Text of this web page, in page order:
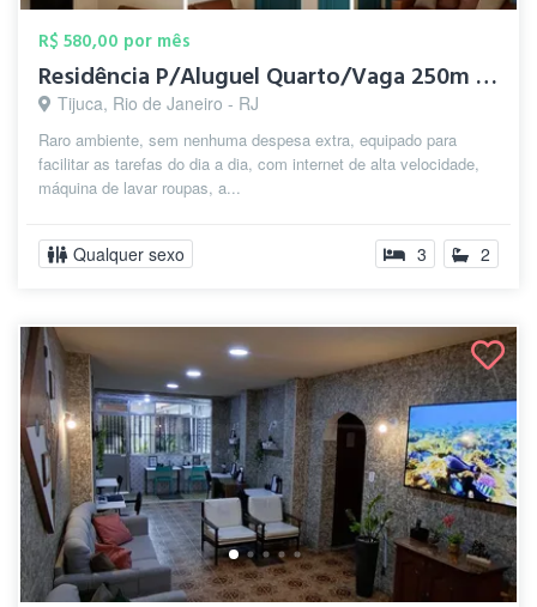
R$ 580,00 por mês
Residência P/Aluguel Quarto/Vaga 250m Me...
Tijuca, Rio de Janeiro - RJ
Raro ambiente, sem nenhuma despesa extra, equipado para
facilitar as tarefas do dia a dia, com internet de alta velocidade,
máquina de lavar roupas, a...
Qualquer sexo 3 2